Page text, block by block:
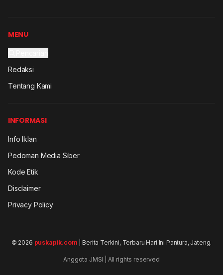
MENU
Redaksi
Tentang Kami
INFORMASI
Info Iklan
Pedoman Media Siber
Kode Etik
Disclaimer
Privacy Policy
© 2026 puskapik.com | Berita Terkini, Terbaru Hari Ini Pantura, Jateng.
Anggota JMSI | All rights reserved